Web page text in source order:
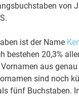
von
ist der Name
bestehen 20,3%
aus
sind noch
fünf Buchstaben.